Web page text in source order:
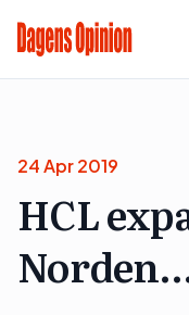
24 Apr 2019
HCL